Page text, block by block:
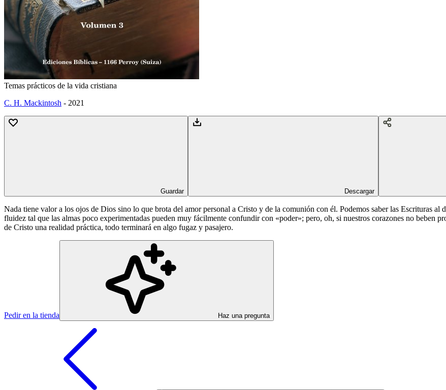
Temas prácticos de la vida cristiana
C. H. Mackintosh - 2021
Guardar Descargar
Nada tiene valor a los ojos de Dios sino lo que brota del amor personal a Cristo y de la comunión con él. Podemos saber las Escrituras
fluidez tal que las almas poco experimentadas pueden muy fácilmente confundir con «poder»; pero, oh, si nuestros corazones no beben
de Cristo una realidad práctica, todo terminará en algo fugaz y pasajero.
Pedir en la tienda Haz una pregunta